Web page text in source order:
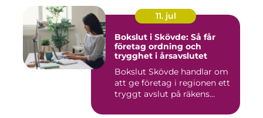
11. jul
Bokslut i Skövde: Så får
företag ordning och
trygghet i årsavslutet
Bokslut Skövde handlar om
att ge företag i regionen ett
tryggt avslut på räkens...